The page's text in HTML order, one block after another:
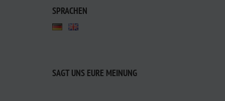
SPRACHEN
SAGT UNS EURE MEINUNG